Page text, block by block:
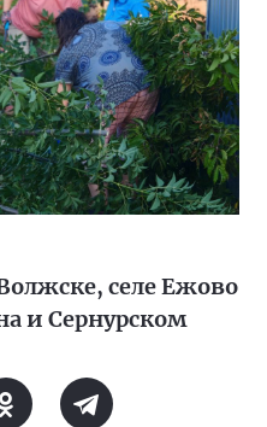
селе Ежово
и Сернурском